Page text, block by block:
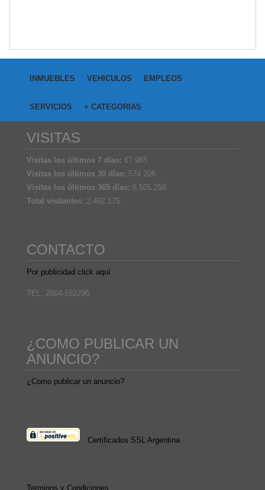
INMUEBLES VEHICULOS EMPLEOS
SERVICIOS + CATEGORIAS
VISITAS
Visitas los últimos 7 días: 67.965
Visitas los últimos 30 días: 574.206
Visitas los últimos 365 días: 6.505.258
Total visitantes: 2.492.175
CONTACTO
Por publicidad click aquí
TEL: 2664-552296
¿COMO PUBLICAR UN
ANUNCIO?
¿Como publicar un anuncio?
Certificados SSL Argentina
Terminos y Condiciones